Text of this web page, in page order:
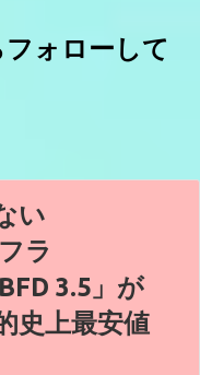
ォローして
い
ラ
3.5」が
史上最安値